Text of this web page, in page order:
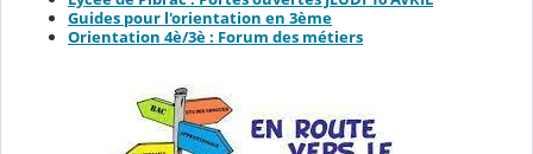
Guides pour l'orientation en 3ème
Orientation 4è/3è : Forum des métiers